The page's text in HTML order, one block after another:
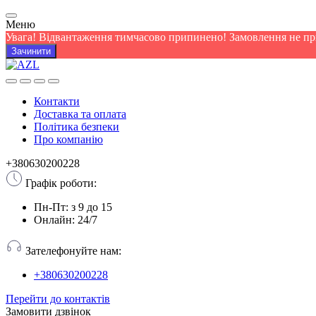
Меню
Увага! Відвантаження тимчасово припинено! Замовлення не
Зачинити
Контакти
Доставка та оплата
Політика безпеки
Про компанію
+380630200228
Графік роботи:
Пн-Пт: з 9 до 15
Онлайн: 24/7
Зателефонуйте нам:
+380630200228
Перейти до контактів
Замовити дзвінок